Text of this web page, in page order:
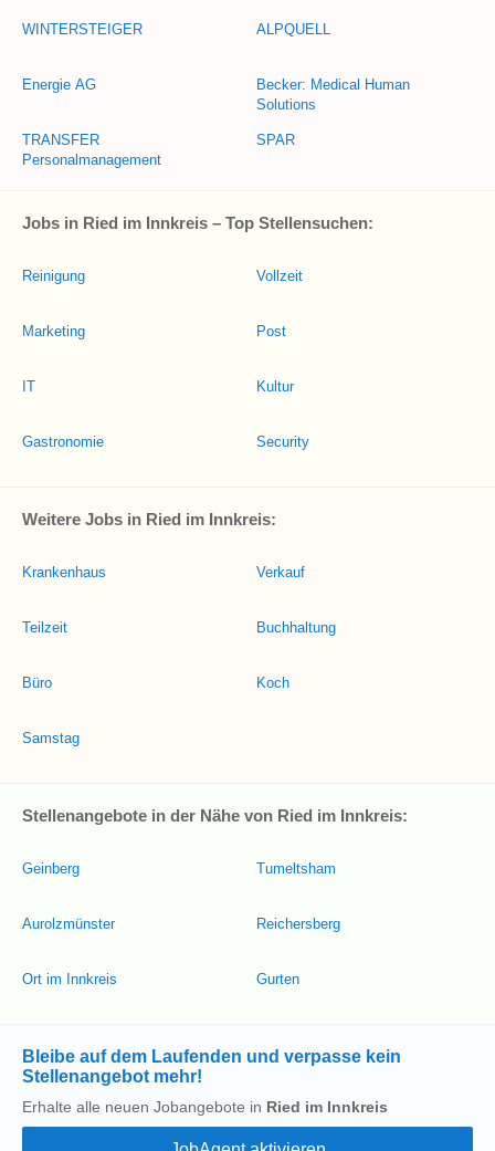
WINTERSTEIGER
Energie AG
TRANSFER
Personalmanagement
ALPQUELL
Becker: Medical Human
Solutions
SPAR
Jobs in Ried im Innkreis – Top Stellensuchen:
Reinigung
Marketing
IT
Gastronomie
Vollzeit
Post
Kultur
Security
Weitere Jobs in Ried im Innkreis:
Krankenhaus
Teilzeit
Büro
Samstag
Verkauf
Buchhaltung
Koch
Stellenangebote in der Nähe von Ried im Innkreis:
Geinberg
Aurolzmünster
Ort im Innkreis
Tumeltsham
Reichersberg
Gurten
Bleibe auf dem Laufenden und verpasse kein
Stellenangebot mehr!
Erhalte alle neuen Jobangebote in Ried im Innkreis